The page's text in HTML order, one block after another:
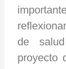
de
proyecto